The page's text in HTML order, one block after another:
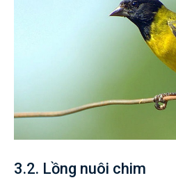
3.2. Lồng nuôi chim